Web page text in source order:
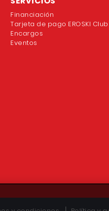
Financiación
Tarjeta de pago EROSKI Club
Encargos
Eventos